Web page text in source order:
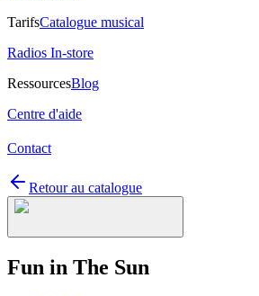
TarifsCatalogue musical
Radios In-store
RessourcesBlog
Centre d'aide
Contact
Retour au catalogue
Fun in The Sun